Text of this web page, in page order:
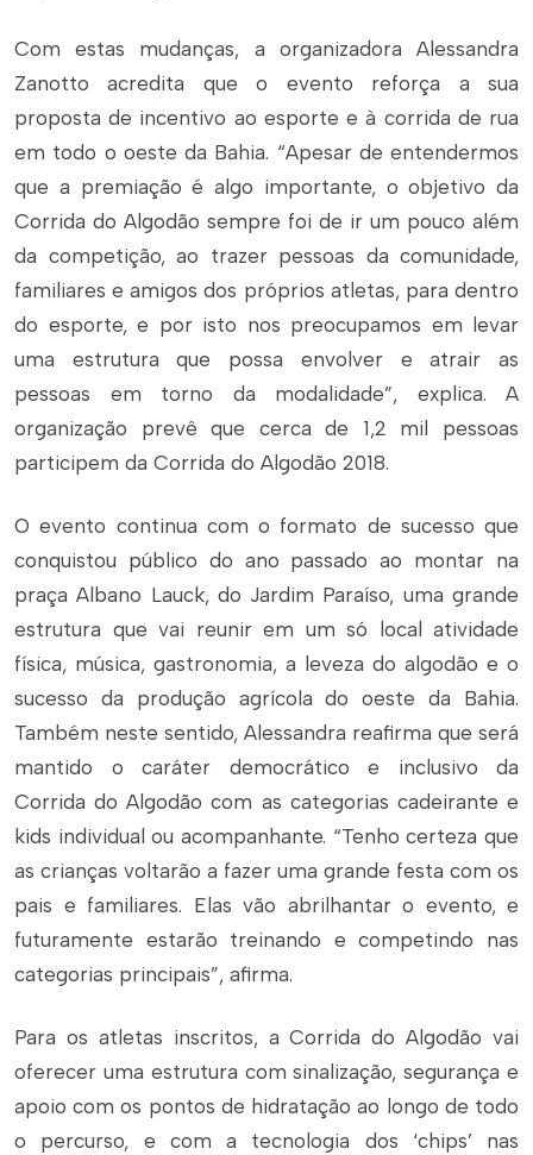
Com estas mudanças, a organizadora Alessandra
Zanotto acredita que o evento reforça a sua
proposta de incentivo ao esporte e à corrida de rua
em todo o oeste da Bahia. “Apesar de entendermos
que a premiação é algo importante, o objetivo da
Corrida do Algodão sempre foi de ir um pouco além
da competição, ao trazer pessoas da comunidade,
familiares e amigos dos próprios atletas, para dentro
do esporte, e por isto nos preocupamos em levar
uma estrutura que possa envolver e atrair as
pessoas em torno da modalidade”, explica. A
organização prevê que cerca de 1,2 mil pessoas
participem da Corrida do Algodão 2018.
O evento continua com o formato de sucesso que
conquistou público do ano passado ao montar na
praça Albano Lauck, do Jardim Paraíso, uma grande
estrutura que vai reunir em um só local atividade
física, música, gastronomia, a leveza do algodão e o
sucesso da produção agrícola do oeste da Bahia.
Também neste sentido, Alessandra reafirma que será
mantido o caráter democrático e inclusivo da
Corrida do Algodão com as categorias cadeirante e
kids individual ou acompanhante. “Tenho certeza que
as crianças voltarão a fazer uma grande festa com os
pais e familiares. Elas vão abrilhantar o evento, e
futuramente estarão treinando e competindo nas
categorias principais”, afirma.
Para os atletas inscritos, a Corrida do Algodão vai
oferecer uma estrutura com sinalização, segurança e
apoio com os pontos de hidratação ao longo de todo
o percurso, e com a tecnologia dos ‘chips’ nas